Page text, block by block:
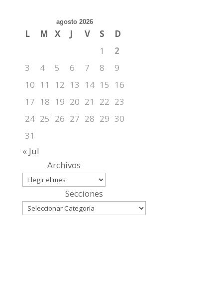
agosto 2026
L M X J V S
D
1
2
3
4 5 6 7 8
9
10 11 12 13 14 15
16
17 18 19 20 21 22 23
24 25 26 27 28 29 30
31
« Jul
Archivos
Secciones